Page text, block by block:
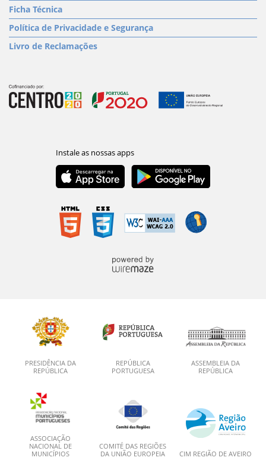
Ficha Técnica
Política de Privacidade e Segurança
Livro de Reclamações
PRESIDÊNCIA DA
REPÚBLICA
REPÚBLICA
PORTUGUESA
ASSEMBLEIA DA
REPÚBLICA
ASSOCIAÇÃO
NACIONAL DE
MUNICÍPIOS
COMITÉ DAS REGIÕES
DA UNIÃO EUROPEIA
CIM REGIÃO DE AVEIRO